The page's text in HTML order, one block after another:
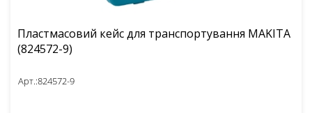
Пластмасовий кейс для транcпортування MAKITA
(824572-9)
Арт.:824572-9